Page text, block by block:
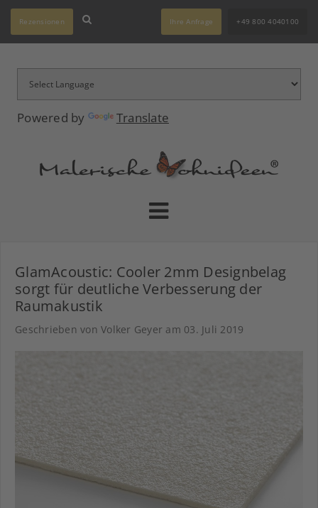
Powered by Translate
Rezensionen Ihre Anfrage +49 800 4040100
GlamAcoustic: Cooler 2mm Designbelag
sorgt für deutliche Verbesserung der
Raumakustik
Geschrieben von Volker Geyer am 03. Juli 2019